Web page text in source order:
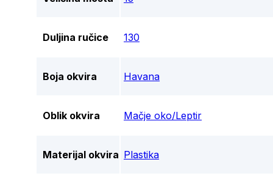
Duljina ručice 130
Boja okvira Havana
Oblik okvira Mačje oko/Leptir
Materijal okvira Plastika